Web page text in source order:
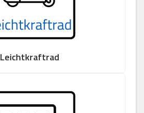
Leichtkraftrad